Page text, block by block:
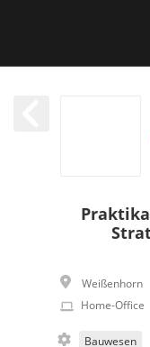
Weißenhorn
Home-Office
Bauwesen